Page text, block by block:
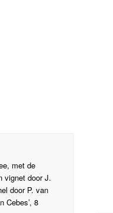
met de
vignet door J.
door P. van
Cebes’, 8